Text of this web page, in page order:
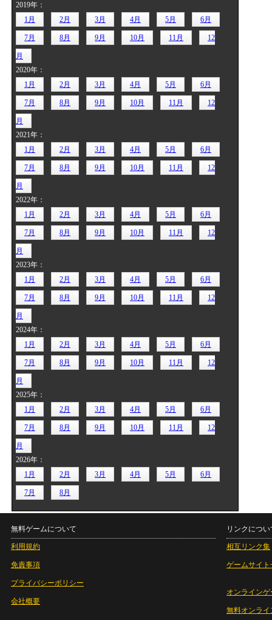
2019年：
1月
2月 3月 4月 5月 6月
7月 8月 9月 10月 11月 12
月
2020年：
1月
2月 3月 4月 5月 6月
7月 8月 9月 10月 11月 12
月
2021年：
1月
2月 3月 4月 5月 6月
7月 8月 9月 10月 11月 12
月
2022年：
1月
2月 3月 4月 5月 6月
7月 8月 9月 10月 11月 12
月
2023年：
1月
2月 3月 4月 5月 6月
7月 8月 9月 10月 11月 12
月
2024年：
1月
2月 3月 4月 5月 6月
7月 8月 9月 10月 11月 12
月
2025年：
1月
2月 3月 4月 5月 6月
7月 8月 9月 10月 11月 12
月
2026年：
1月
2月 3月 4月 5月 6月
7月 8月
無料ゲームについて
利用規約
免責事項
プライバシーポリシー
会社概要
リンクについ
相互リンク集
ゲームサイト
オンラインゲ
無料オンライ